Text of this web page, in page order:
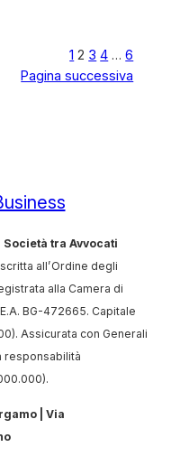
1 2 3 4 … 6
Pagina successiva
tra Avvocati
all’Ordine degli
alla Camera di
BG-472665. Capitale
Assicurata con Generali
responsabilità
|
Via